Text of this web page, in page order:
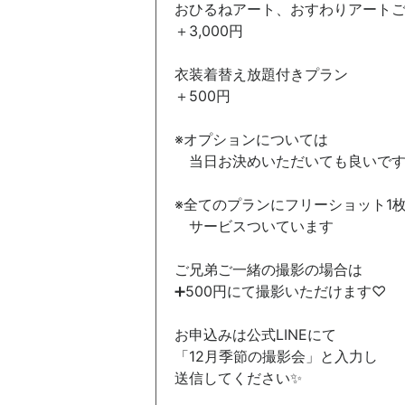
おひるねアート、おすわりアート
＋3,000円
衣装着替え放題付きプラン
＋500円
※オプションについては
当日お決めいただいても良いで
※全てのプランにフリーショット1枚
サービスついています
ご兄弟ご一緒の撮影の場合は
➕500円にて撮影いただけます♡
お申込みは公式LINEにて
「12月季節の撮影会」と入力し
送信してください✨